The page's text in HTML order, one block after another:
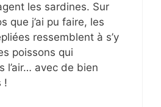
les sardines. Sur
que j’ai pu faire, les
ressemblent à s’y
poissons qui
l’air… avec de bien
!